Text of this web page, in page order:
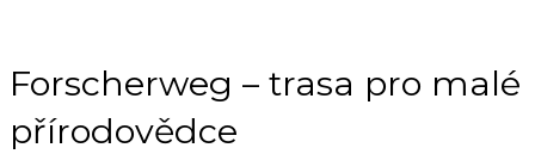
Forscherweg – trasa pro malé
přírodovědce